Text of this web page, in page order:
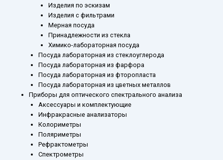
Изделия по эскизам
Изделия с фильтрами
Мерная посуда
Принадлежности из стекла
Химико-лабораторная посуда
Посуда лабораторная из стеклоуглерода
Посуда лабораторная из фарфора
Посуда лабораторная из фторопласта
Посуда лабораторная из цветных металлов
Приборы для оптического спектрального анализа
Аксессуары и комплектующие
Инфракрасные анализаторы
Колориметры
Поляриметры
Рефрактометры
Спектрометры